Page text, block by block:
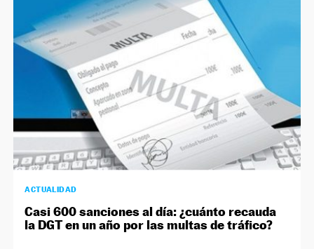
ACTUALIDAD
Casi 600 sanciones al día: ¿cuánto recauda
la DGT en un año por las multas de tráfico?